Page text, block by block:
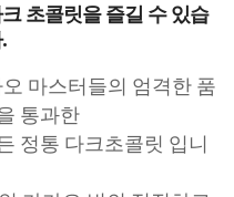
초콜릿을 즐길 수 있습
마스터들의 엄격한 품
통과한
정통 다크초콜릿 입니